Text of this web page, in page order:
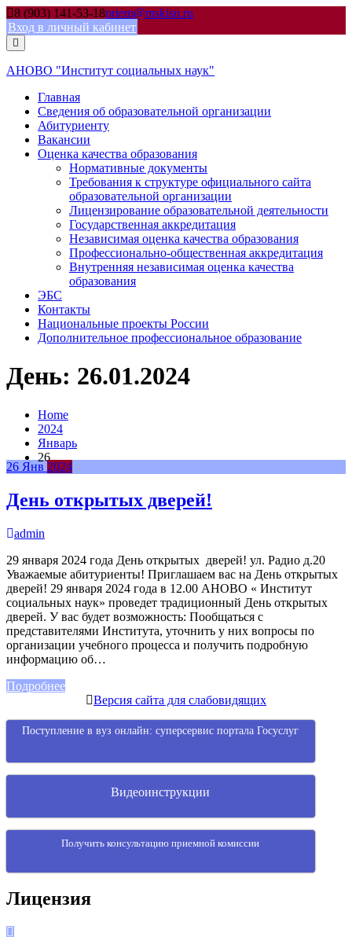
Skip
to
content
8 (903) 141-53-18priem@mskisn.ru
Вход в личный кабинет
АНОВО "Институт социальных наук"
Главная
Сведения об образовательной организации
Абитуриенту
Вакансии
Оценка качества образования
Нормативные документы
Требования к структуре официального сайта
образовательной организации
Лицензирование образовательной деятельности
Государственная аккредитация
Независимая оценка качества образования
Профессионально-общественная аккредитация
Внутренняя независимая оценка качества
образования
ЭБС
Контакты
Национальные проекты России
Дополнительное профессиональное образование
День: 26.01.2024
Home
2024
Январь
26
26 Янв 2024
День открытых дверей!
admin
29 января 2024 года День открытых дверей! ул. Радио д.20
Уважаемые абитуриенты! Приглашаем вас на День открытых
дверей! 29 января 2024 года в 12.00 АНОВО « Институт
социальных наук» проведет традиционный День открытых
дверей. У вас будет возможность: Пообщаться с
представителями Института, уточнить у них вопросы по
организации учебного процесса и получить подробную
информацию об…
Подробнее
Версия сайта для слабовидящих
Поступление в вуз онлайн: суперсервис портала Госуслуг
Видеоинструкции
Получить консультацию приемной комиссии
Лицензия